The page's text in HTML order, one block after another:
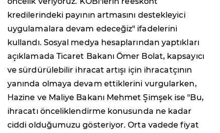
kredilerindeki payının artmasını destekleyici
uygulamalara devam edeceğiz" ifadelerini
kullandı. Sosyal medya hesaplarından yaptıkları
açıklamada Ticaret Bakanı Ömer Bolat, kapsayıcı
ve sürdürülebilir ihracat artışı için ihracatçının
yanında olmaya devam ettiklerini vurgularken,
Hazine ve Maliye Bakanı Mehmet Şimşek ise "Bu,
ihracatı önceliklendirme konusunda ne kadar
ciddi olduğumuzu gösteriyor. Orta vadede fiyat